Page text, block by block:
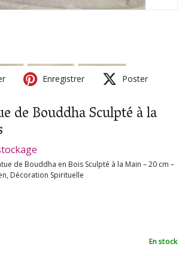
Enregistrer Poster
de Bouddha Sculpté à la
de Bouddha en Bois Sculpté à la Main – 20 cm –
Décoration Spirituelle
En stock